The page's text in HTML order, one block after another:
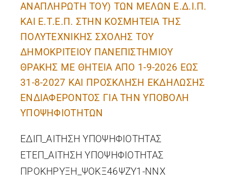
ΑΝΑΠΛΗΡΩΤΗ ΤΟΥ) ΤΩΝ ΜΕΛΩΝ Ε.Δ.Ι.Π.
ΚΑΙ Ε.Τ.Ε.Π. ΣΤΗΝ ΚΟΣΜΗΤΕΙΑ ΤΗΣ
ΠΟΛΥΤΕΧΝΙΚΗΣ ΣΧΟΛΗΣ ΤΟΥ
ΔΗΜΟΚΡΙΤΕΙΟΥ ΠΑΝΕΠΙΣΤΗΜΙΟΥ
ΘΡΑΚΗΣ ΜΕ ΘΗΤΕΙΑ ΑΠΟ 1-9-2026 ΕΩΣ
31-8-2027 ΚΑΙ ΠΡΟΣΚΛΗΣΗ ΕΚΔΗΛΩΣΗΣ
ΕΝΔΙΑΦΕΡΟΝΤΟΣ ΓΙΑ ΤΗΝ ΥΠΟΒΟΛΗ
ΥΠΟΨΗΦΙΟΤΗΤΩΝ
ΕΔΙΠ_ΑΙΤΗΣΗ ΥΠΟΨΗΦΙΟΤΗΤΑΣ
ΕΤΕΠ_ΑΙΤΗΣΗ ΥΠΟΨΗΦΙΟΤΗΤΑΣ
ΠΡΟΚΗΡΥΞΗ_ΨΟΚΞ46ΨΖΥ1-ΝΝΧ